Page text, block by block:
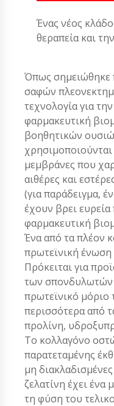
Ένας νέος
θεραπεία και
Όπως σημειώθηκε
σαφών
τεχνολογία για
φαρμακευτική
βοηθητικών
μεμβράνες που
αιθέρες και
(για παράδειγμα,
έχουν βρει
φαρμακευτική
Ένα από τα πλέον
πρωτεϊνική
Πρόκειται για
των σπονδυλωτών
πρωτεϊνικό μόριο
περισσότερα από
προλίνη,
Το κολλαγόνο
παρατεταμένης
μη
ζελατίνη έχει
τη φύση του